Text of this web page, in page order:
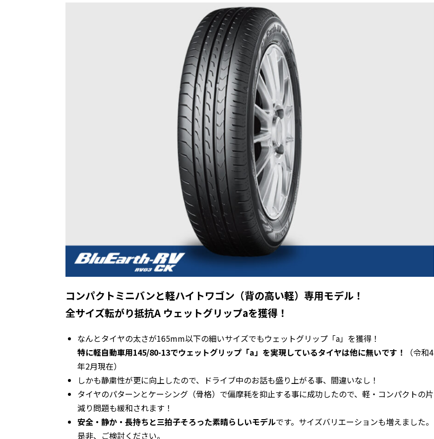
コンパクトミニバンと軽ハイトワゴン（背の高い軽）専用モデル！
全サイズ転がり抵抗A ウェットグリップaを獲得！
なんとタイヤの太さが165mm以下の細いサイズでもウェットグリップ「a」を獲得！
特に軽自動車用145/80-13でウェットグリップ「a」を実現しているタイヤは他に無いです！
（令和4
年2月現在）
しかも静粛性が更に向上したので、ドライブ中のお話も盛り上がる事、間違いなし！
タイヤのパターンとケーシング（骨格）で偏摩耗を抑止する事に成功したので、軽・コンパクトの片
減り問題も緩和されます！
安全・静か・長持ちと三拍子そろった素晴らしいモデルです。サイズバリエーションも増えました。
是非、ご検討ください。